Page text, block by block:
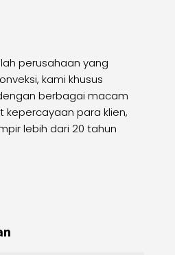
perusahaan yang
kami khusus
berbagai macam
kepercayaan para klien,
lebih dari 20 tahun